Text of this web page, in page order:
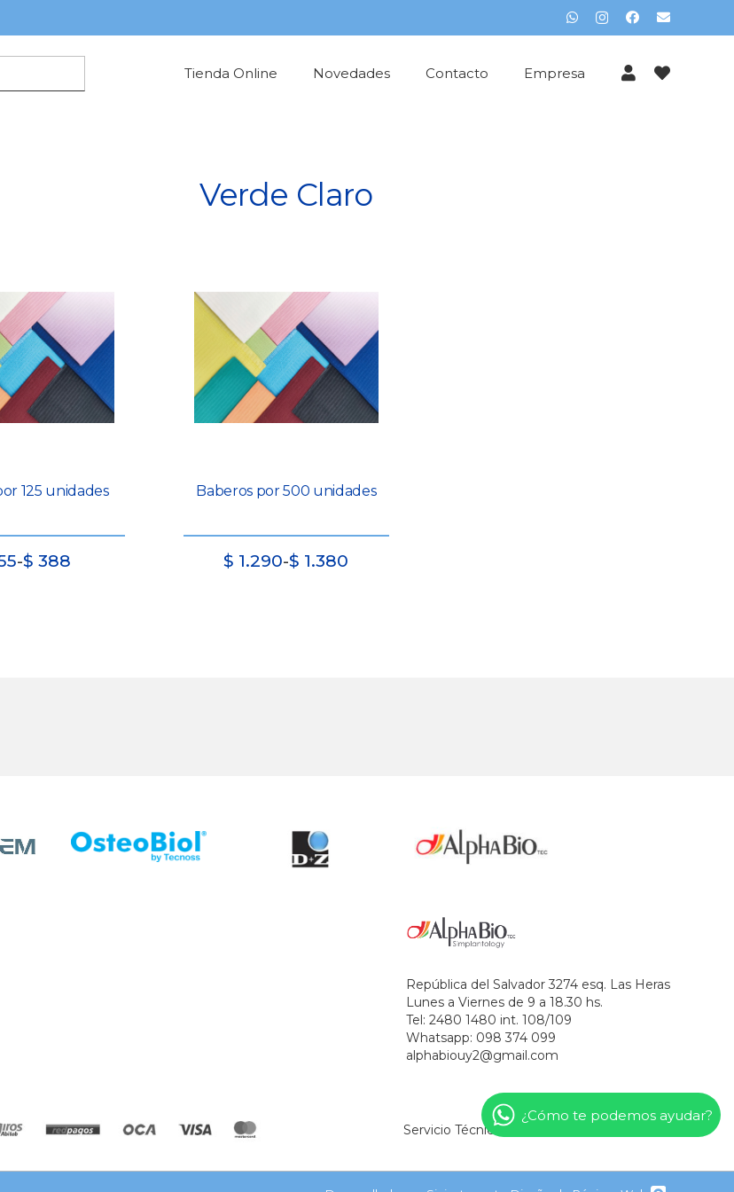
Tienda Online Novedades Contacto Empresa
Verde Claro
125 unidades
-$ 388
Baberos por 500 unidades
$ 1.290-$ 1.380
Rango
República del Salvador 3274 esq. Las Heras
Lunes a Viernes de 9 a 18.30 hs.
Tel: 2480 1480 int. 108/109
Whatsapp: 098 374 099
alphabiouy2@gmail.com
Servicio Técnico
¿Cómo te podemos ayudar?